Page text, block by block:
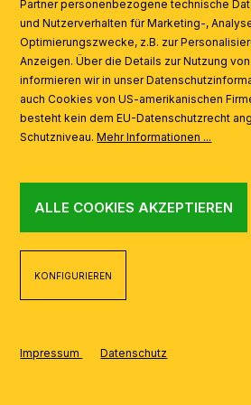
AI
Partner personenbezogene technische
und Nutzerverhalten für Marketing-,
Optimierungszwecke, z.B. zur
Anzeigen. Über die Details zur Nutzung
informieren wir in unser
auch Cookies von US-amerikanischen
besteht kein dem EU-Datenschutzrecht
Schutzniveau.Mehr Informationen ...
ALLE COOKIES AKZEPTIEREN
KONFIGURIEREN
Impressum Datenschutz